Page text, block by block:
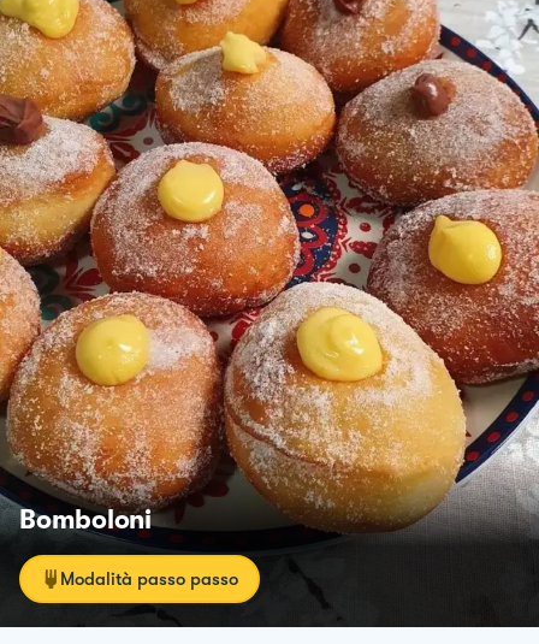
Bomboloni
Modalità passo passo